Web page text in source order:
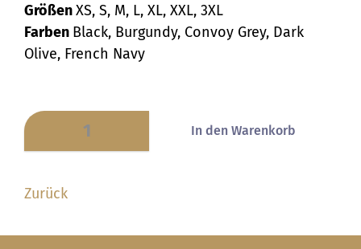
GrößenXS, S, M, L, XL, XXL, 3XL
Farben Black, Burgundy, Convoy Grey, Dark
Olive, French Navy
Zurück